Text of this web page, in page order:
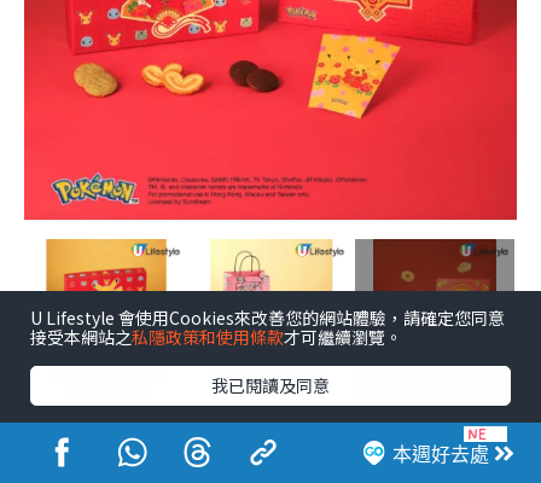
+8
本週好去處
U Lifestyle 會使用Cookies來改善您的網站體驗，請確定您同意
接受本網站之私隱政策和使用條款才可繼續瀏覽。
我已閱讀及同意